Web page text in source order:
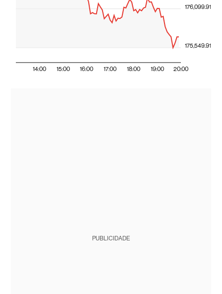
14:00 15:00 16:00 17:00 18:00 19:00 20:00
175,549.91
176,099.91
PUBLICIDADE